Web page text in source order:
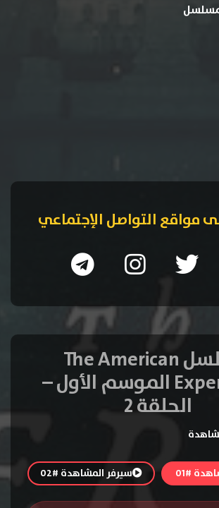
مواقع التواصل الإجتماعي
مسلسل The American
Experiment الموسم الأول –
الحلقة 2
#01 سيرفر المشاهدة #02